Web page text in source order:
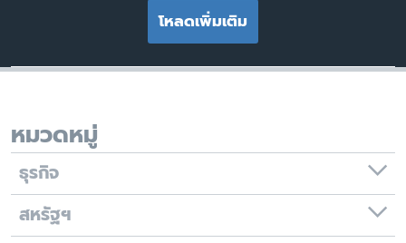
โหลดเพิ่มเติม
หมวดหมู่
ธุรกิจ
สหรัฐฯ